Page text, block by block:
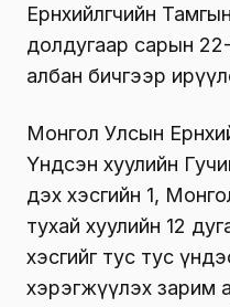
Ерөнхийлөгчийн
долдугаар сарын
албан бичгээр
Монгол Улсын
Үндсэн хуулийн
дэх хэсгийн 1,
тухай хуулийн 12
хэсгийг тус тус
хэрэгжүүлэх зарим